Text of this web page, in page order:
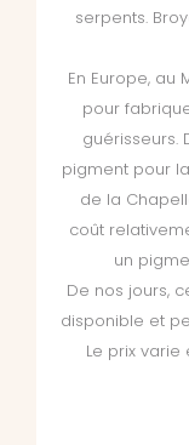
serpents.
En Europe, au
pour
guérisseurs.
pigment pour
de la
coût
un
De nos jours,
disponible et
Le prix